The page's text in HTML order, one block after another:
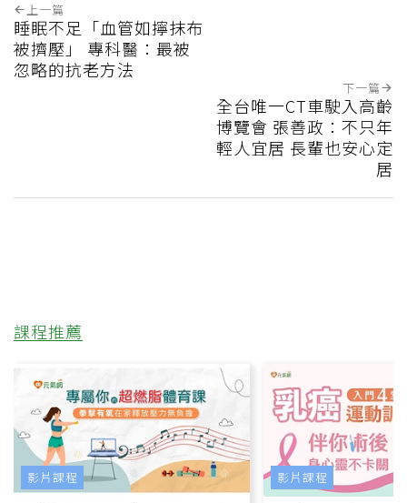
上一篇
睡眠不足「血管如擰抹布
被擠壓」 專科醫：最被
忽略的抗老方法
下一篇
全台唯一CT車駛入高齡
博覽會 張善政：不只年
輕人宜居 長輩也安心定
居
課程推薦
影片課程 影片課程